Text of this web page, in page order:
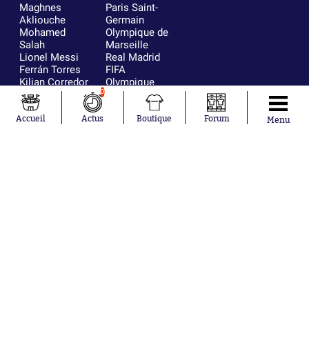
Maghnes
Akliouche
Mohamed
Salah
Lionel Messi
Ferrán Torres
Kilian Corredor
Franco
Mastantuono
Orel Mangala
Paris Saint-
Germain
Olympique de
Marseille
Real Madrid
FIFA
Olympique
lyonnais
AS Monaco
FC Barcelone
Accueil
0
Actus Boutique Forum Menu